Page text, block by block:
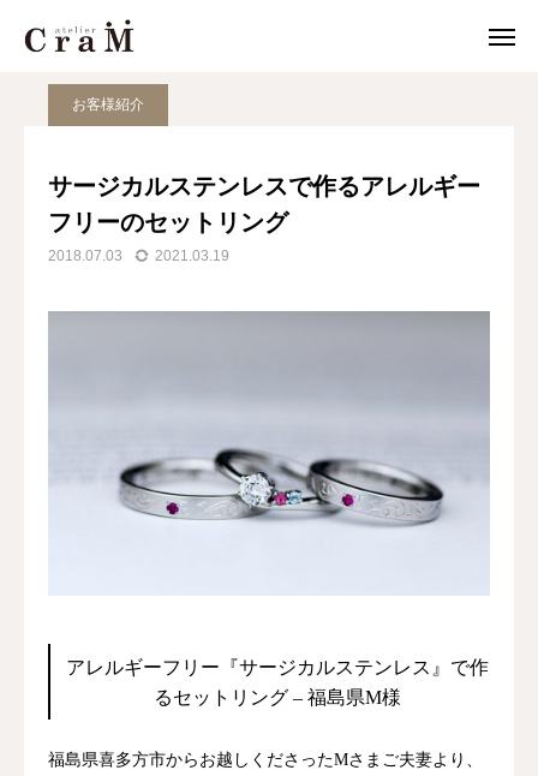
JOURNAL サージカルステンレスで作るアレルギーフリーのセットリング
お客様紹介
サージカルステンレスで作るアレルギー
フリーのセットリング
2018.07.03 2021.03.19
アレルギーフリー『サージカルステンレス』で作
るセットリング – 福島県M様
福島県喜多方市からお越しくださったMさまご夫妻より、
LINE
オンライン